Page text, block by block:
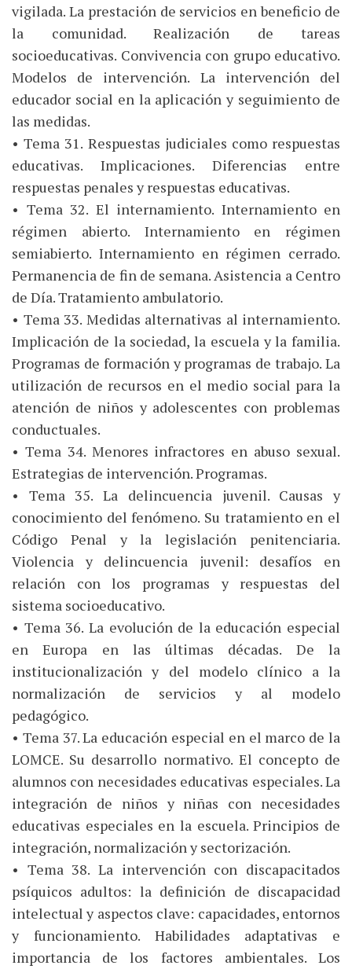
vigilada. La prestación de servicios en beneficio de
la comunidad. Realización de tareas
socioeducativas. Convivencia con grupo educativo.
Modelos de intervención. La intervención del
educador social en la aplicación y seguimiento de
las medidas.
• Tema 31. Respuestas judiciales como respuestas
educativas. Implicaciones. Diferencias entre
respuestas penales y respuestas educativas.
• Tema 32. El internamiento. Internamiento en
régimen abierto. Internamiento en régimen
semiabierto. Internamiento en régimen cerrado.
Permanencia de fin de semana. Asistencia a Centro
de Día. Tratamiento ambulatorio.
• Tema 33. Medidas alternativas al internamiento.
Implicación de la sociedad, la escuela y la familia.
Programas de formación y programas de trabajo. La
utilización de recursos en el medio social para la
atención de niños y adolescentes con problemas
conductuales.
• Tema 34. Menores infractores en abuso sexual.
Estrategias de intervención. Programas.
• Tema 35. La delincuencia juvenil. Causas y
conocimiento del fenómeno. Su tratamiento en el
Código Penal y la legislación penitenciaria.
Violencia y delincuencia juvenil: desafíos en
relación con los programas y respuestas del
sistema socioeducativo.
• Tema 36. La evolución de la educación especial
en Europa en las últimas décadas. De la
institucionalización y del modelo clínico a la
normalización de servicios y al modelo
pedagógico.
• Tema 37. La educación especial en el marco de la
LOMCE. Su desarrollo normativo. El concepto de
alumnos con necesidades educativas especiales. La
integración de niños y niñas con necesidades
educativas especiales en la escuela. Principios de
integración, normalización y sectorización.
• Tema 38. La intervención con discapacitados
psíquicos adultos: la definición de discapacidad
intelectual y aspectos clave: capacidades, entornos
y funcionamiento. Habilidades adaptativas e
importancia de los factores ambientales. Los